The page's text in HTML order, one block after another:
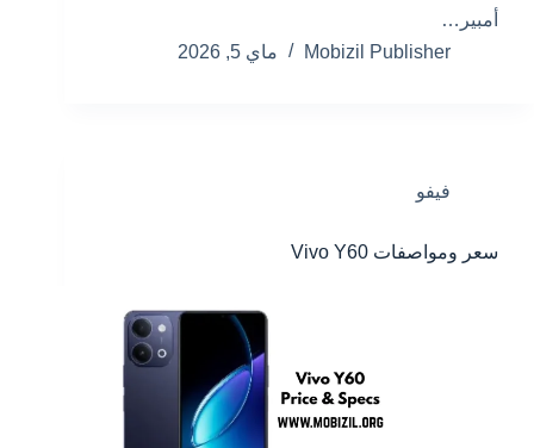
أمبير…
Mobizil Publisher
ماي 5, 2026
فيفو
سعر ومواصفات Vivo Y60